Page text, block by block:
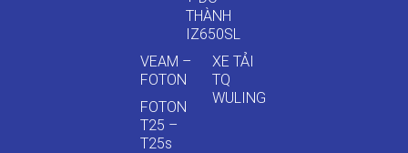
THÀNH
IZ650SL
VEAM –
FOTON
FOTON
T25 –
T25s
XE TẢI
TQ
WULING